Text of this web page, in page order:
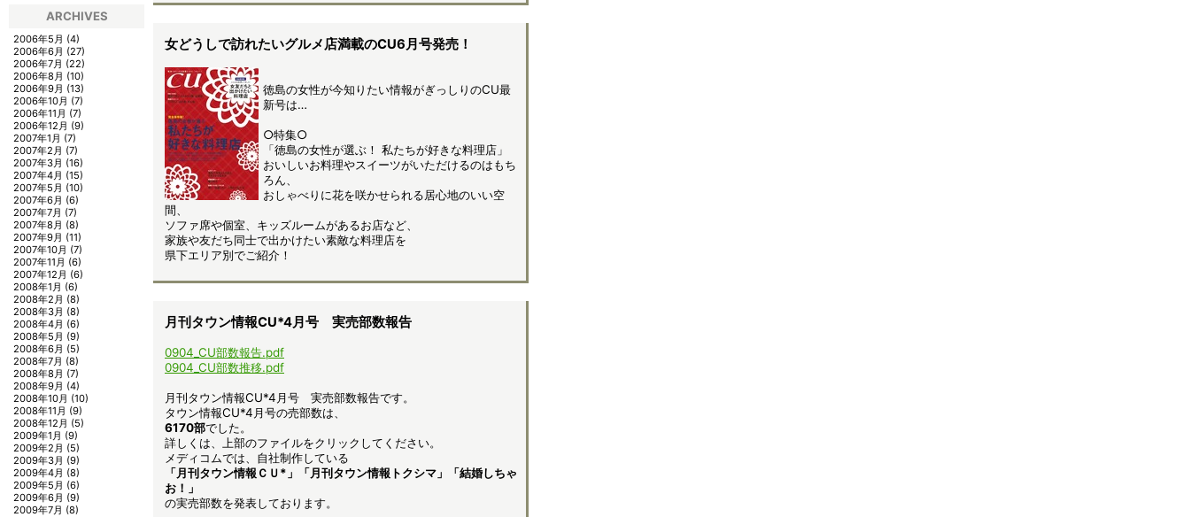
女どうしで訪れたいグルメ店満載のCU6月号発売！
徳島の女性が今知りたい情報がぎっしりのCU最
新号は…
○特集○
「徳島の女性が選ぶ！ 私たちが好きな料理店」
おいしいお料理やスイーツがいただけるのはもち
ろん、
おしゃべりに花を咲かせられる居心地のいい空
間、
ソファ席や個室、キッズルームがあるお店など、
家族や友だち同士で出かけたい素敵な料理店を
県下エリア別でご紹介！
月刊タウン情報CU*4月号 実売部数報告
0904_CU部数報告.pdf
0904_CU部数推移.pdf
月刊タウン情報CU*4月号 実売部数報告です。
タウン情報CU*4月号の売部数は、
6170部でした。
詳しくは、上部のファイルをクリックしてください。
メディコムでは、自社制作している
「月刊タウン情報ＣＵ*」「月刊タウン情報トクシマ」「結婚しちゃ
お！」
の実売部数を発表しております。
ARCHIVES
2006年5月 (4)
2006年6月 (27)
2006年7月 (22)
2006年8月 (10)
2006年9月 (13)
2006年10月 (7)
2006年11月 (7)
2006年12月 (9)
2007年1月 (7)
2007年2月 (7)
2007年3月 (16)
2007年4月 (15)
2007年5月 (10)
2007年6月 (6)
2007年7月 (7)
2007年8月 (8)
2007年9月 (11)
2007年10月 (7)
2007年11月 (6)
2007年12月 (6)
2008年1月 (6)
2008年2月 (8)
2008年3月 (8)
2008年4月 (6)
2008年5月 (9)
2008年6月 (5)
2008年7月 (8)
2008年8月 (7)
2008年9月 (4)
2008年10月 (10)
2008年11月 (9)
2008年12月 (5)
2009年1月 (9)
2009年2月 (5)
2009年3月 (9)
2009年4月 (8)
2009年5月 (6)
2009年6月 (9)
2009年7月 (8)